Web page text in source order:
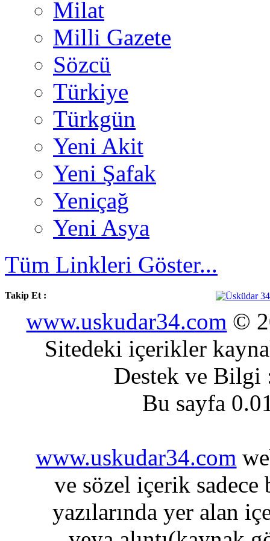
Milat
Milli Gazete
Sözcü
Türkiye
Türkgün
Yeni Akit
Yeni Şafak
Yeniçağ
Yeni Asya
Tüm Linkleri Göster...
Takip Et :
www.uskudar34.com ©
Sitedeki içerikler
Destek ve
Bu sayfa
www.uskudar34.com
ve sözel içerik sadece
yazılarında yer alan